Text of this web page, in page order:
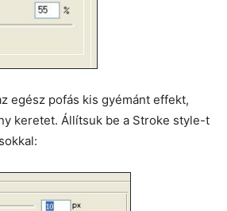
egész pofás kis gyémánt effekt,
keretet. Állítsuk be a Stroke style-t